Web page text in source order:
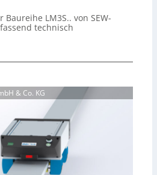
LM3S.. von SEW-
technisch
& Co. KG